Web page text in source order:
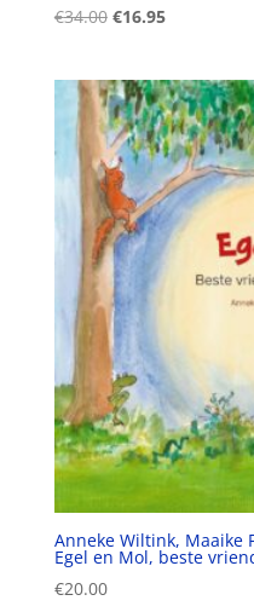
€34.00 Oorspronkelijke
€34.00.
€16.95Huidige
€16.95.
Anneke Wiltink, Maaike
Egel en Mol, beste
€20.00